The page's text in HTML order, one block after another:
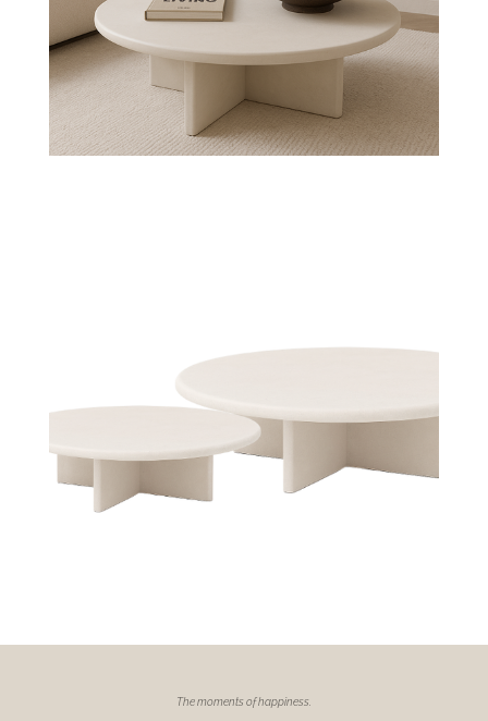
The moments ofhappiness.